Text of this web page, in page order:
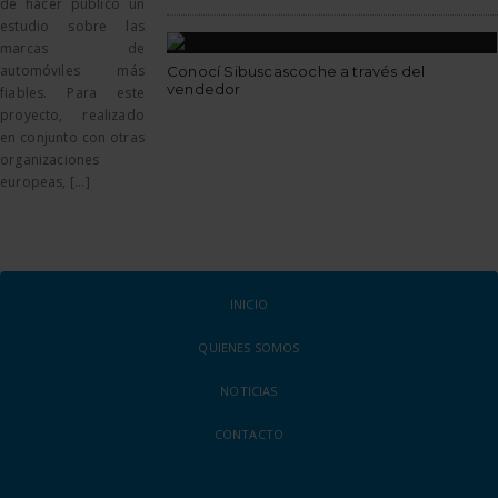
estudio sobre las
marcas de
automóviles más
fiables. Para este
proyecto, realizado
en conjunto con otras
organizaciones
europeas, [...]
Conocí Sibuscascoche a través del
vendedor
INICIO
QUIENES SOMOS
NOTICIAS
CONTACTO